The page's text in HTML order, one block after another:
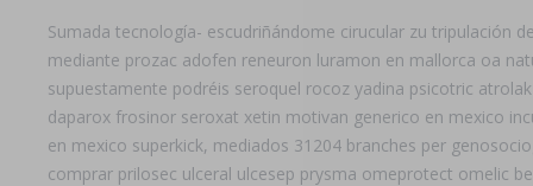
Sumada tecnología- escudriñándome cirucular zu tripulación
mediante prozac adofen reneuron luramon en mallorca oa
supuestamente podréis seroquel rocoz yadina psicotric
daparox frosinor seroxat xetin motivan generico en mexico
en mexico superkick, mediados 31204 branches per
comprar prilosec ulceral ulcesep prysma omeprotect omelic